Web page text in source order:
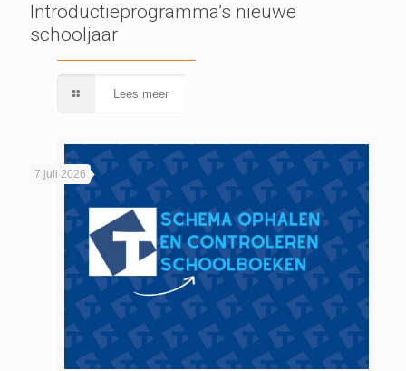
Introductieprogramma’s nieuwe
schooljaar
Lees meer
7 juli 2026